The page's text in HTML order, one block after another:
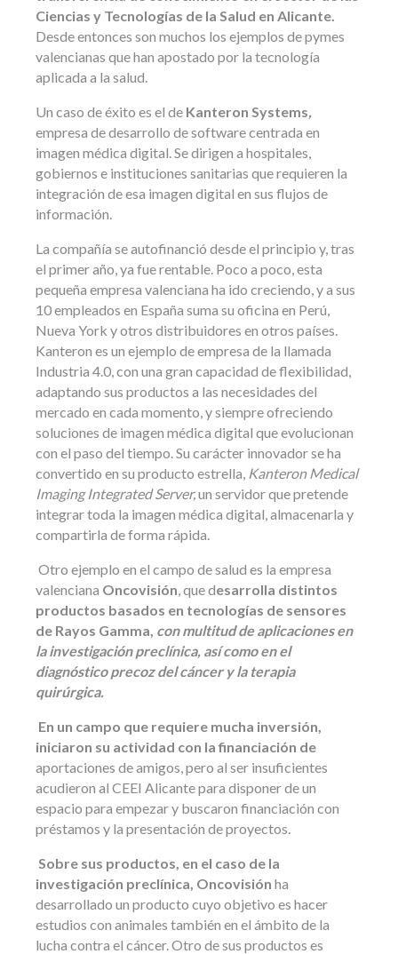
Ciencias y Tecnologías de la Salud en Alicante
Desde entonces son muchos los ejemplos de pymes
valencianas que han apostado por la tecnología
aplicada a la salud.
Un caso de éxito es el de Kanteron Systems,
empresa de desarrollo de software centrada en
imagen médica digital. Se dirigen a hospitales,
gobiernos e instituciones sanitarias que requieren la
integración de esa imagen digital en sus flujos de
información.
La compañía se autofinanció desde el principio y, tras
el primer año, ya fue rentable. Poco a poco, esta
pequeña empresa valenciana ha ido creciendo, y a sus
10 empleados en España suma su oficina en Perú,
Nueva York y otros distribuidores en otros países.
Kanteron es un ejemplo de empresa de la llamada
Industria 4.0, con una gran capacidad de flexibilidad,
adaptando sus productos a las necesidades del
mercado en cada momento, y siempre ofreciendo
soluciones de imagen médica digital que evolucionan
con el paso del tiempo. Su carácter innovador se ha
convertido en su producto estrella, Kanteron Medical
Imaging Integrated Server,un servidor que pretende
integrar toda la imagen médica digital, almacenarla y
compartirla de forma rápida.
Otro ejemplo en el campo de salud es la empresa
valenciana Oncovisión , que desarrolla distintos
productos basados en tecnologías de sensores
de Rayos Gamma, con multitud de aplicaciones en
la investigación preclínica, así como en el
diagnóstico precoz del cáncer y la terapia
quirúrgica.
En un campo que requiere mucha inversión,
iniciaron su actividad con la financiación de
aportaciones de amigos, pero al ser insuficientes
acudieron al CEEI Alicante para disponer de un
espacio para empezar y buscaron financiación con
préstamos y la presentación de proyectos.
Sobre sus productos, en el caso de la
investigación preclínica, Oncovisión ha
desarrollado un producto cuyo objetivo es hacer
estudios con animales también en el ámbito de la
lucha contra el cáncer. Otro de sus productos es